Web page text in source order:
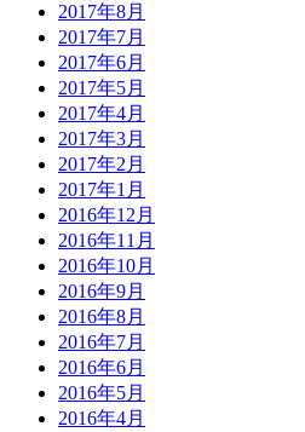
2017年8月
2017年7月
2017年6月
2017年5月
2017年4月
2017年3月
2017年2月
2017年1月
2016年12月
2016年11月
2016年10月
2016年9月
2016年8月
2016年7月
2016年6月
2016年5月
2016年4月